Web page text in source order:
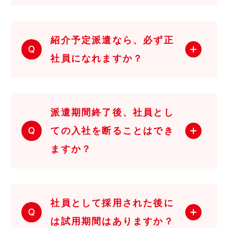
Q
紹介予定派遣なら、必ず正
社員になれますか？
Q
派遣期間終了後、社員とし
ての入社を断ることはでき
ますか？
Q
社員として採用された後に
は試用期間はありますか？